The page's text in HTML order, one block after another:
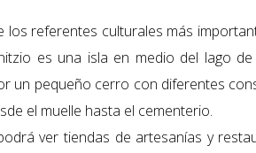
los referentes culturales más
es una isla en medio del lago
un pequeño cerro con diferentes
el muelle hasta el cementerio.
ver tiendas de artesanías y